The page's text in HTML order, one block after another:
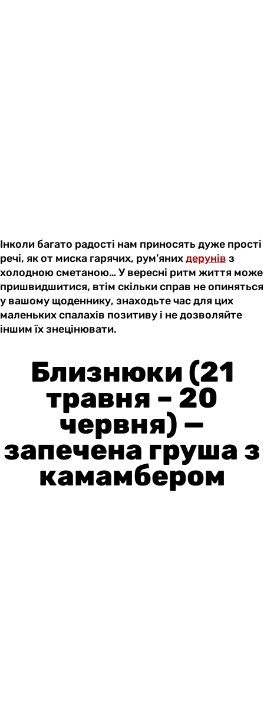
Інколи багато радості нам приносять дуже прості
речі, як от миска гарячих, рум’янихдерунів з
холодною сметаною… У вересні ритм життя може
пришвидшитися, втім скільки справ не опиняться
у вашому щоденнику, знаходьте час для цих
маленьких спалахів позитиву і не дозволяйте
іншим їх знецінювати.
Близнюки (21
травня – 20
червня) —
запечена груша з
камамбером